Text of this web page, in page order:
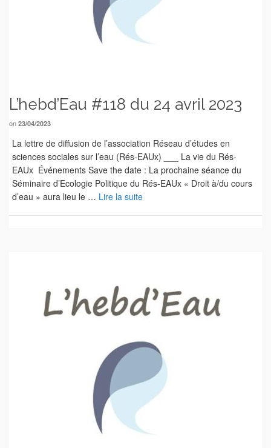
L’hebd’Eau #118 du 24 avril 2023
on 23/04/2023
La lettre de diffusion de l’association Réseau d’études en
sciences sociales sur l’eau (Rés-EAUx) ___ La vie du Rés-
EAUx Événements Save the date : La prochaine séance du
Séminaire d’Ecologie Politique du Rés-EAUx « Droit à/du cours
d’eau » aura lieu le … Lire la suite